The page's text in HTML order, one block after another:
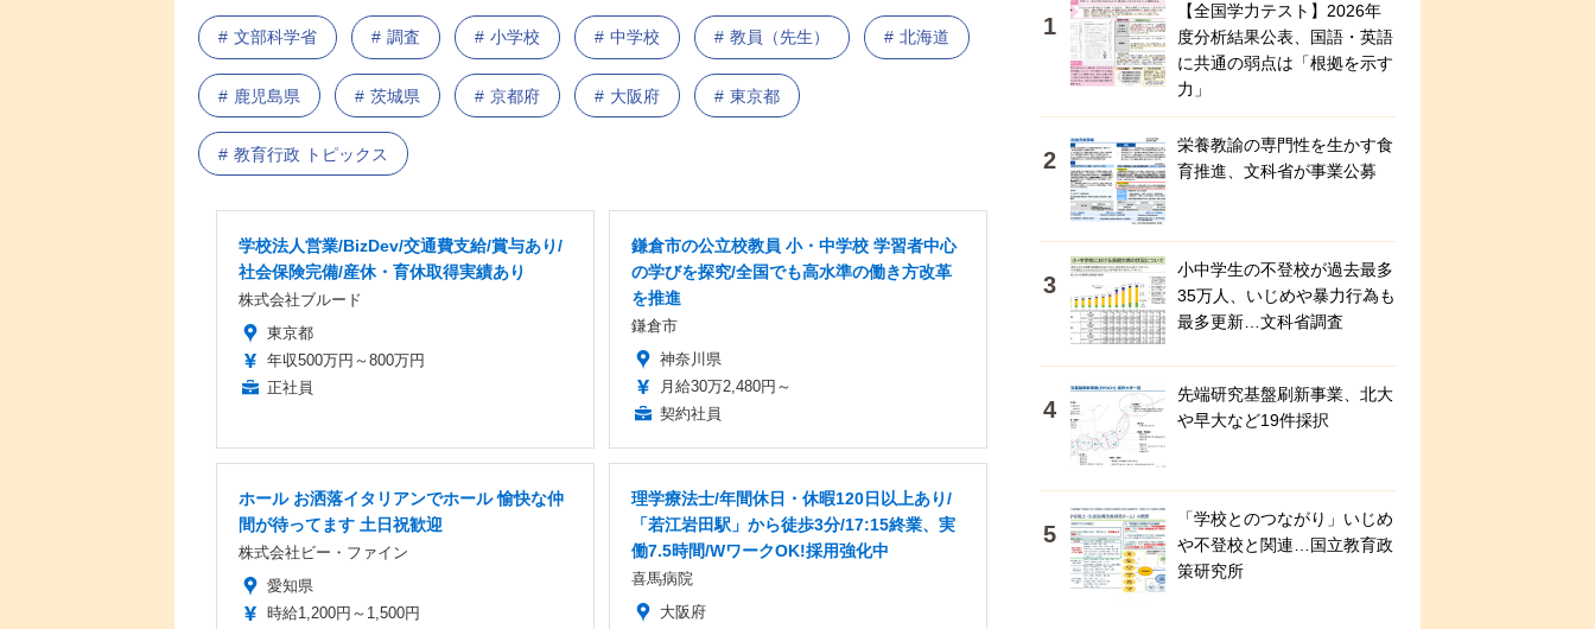
文部科学省 調査 小学校 中学校 教員（先生） 北海道
鹿児島県 茨城県 京都府 大阪府 東京都
教育行政 トピックス
学校法人営業/BizDev/交通費支給/賞与あり/
社会保険完備/産休・育休取得実績あり
株式会社ブルード
東京都
年収500万円～800万円
正社員
鎌倉市の公立校教員 小・中学校 学習者中心
の学びを探究/全国でも高水準の働き方改革
を推進
鎌倉市
神奈川県
月給30万2,480円～
契約社員
ホール お洒落イタリアンでホール 愉快な仲
間が待ってます 土日祝歓迎
株式会社ビー・ファイン
愛知県
時給1,200円～1,500円
理学療法士/年間休日・休暇120日以上あり/
「若江岩田駅」から徒歩3分/17:15終業、実
働7.5時間/WワークOK!採用強化中
喜馬病院
大阪府
【全国学力テスト】2026年
度分析結果公表、国語・英語
に共通の弱点は「根拠を示す
力」
栄養教諭の専門性を生かす食
育推進、文科省が事業公募
小中学生の不登校が過去最多
35万人、いじめや暴力行為も
最多更新…文科省調査
先端研究基盤刷新事業、北大
や早大など19件採択
「学校とのつながり」いじめ
や不登校と関連…国立教育政
策研究所